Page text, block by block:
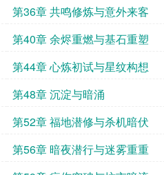
第36章 共鸣修炼与意外来客
第40章 余烬重燃与基石重塑
第44章 心炼初试与星纹构想
第48章 沉淀与暗涌
第52章 福地潜修与杀机暗伏
第56章 暗夜潜行与迷雾重重